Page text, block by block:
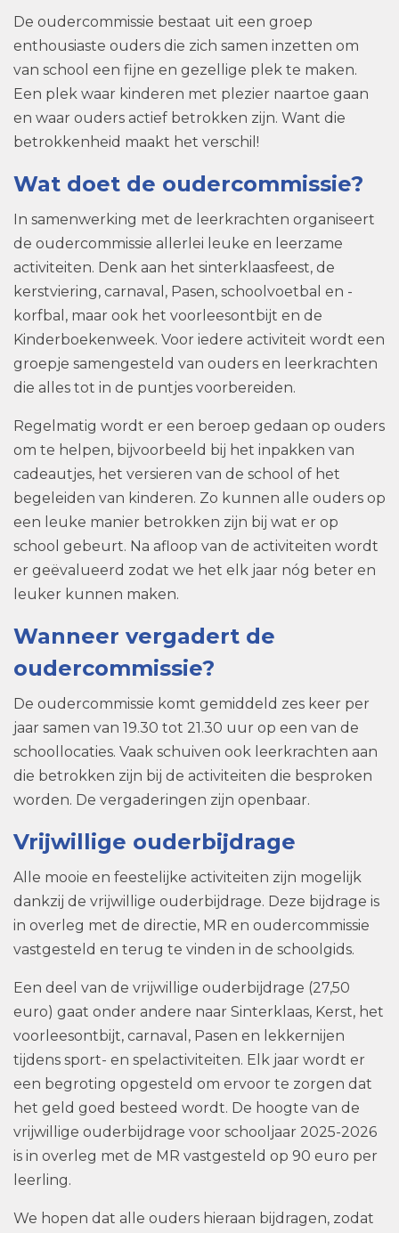
De oudercommissie bestaat uit een groep
enthousiaste ouders die zich samen inzetten om
van school een fijne en gezellige plek te maken.
Een plek waar kinderen met plezier naartoe gaan
en waar ouders actief betrokken zijn. Want die
betrokkenheid maakt het verschil!
Wat doet de oudercommissie?
In samenwerking met de leerkrachten organiseert
de oudercommissie allerlei leuke en leerzame
activiteiten. Denk aan het sinterklaasfeest, de
kerstviering, carnaval, Pasen, schoolvoetbal en -
korfbal, maar ook het voorleesontbijt en de
Kinderboekenweek. Voor iedere activiteit wordt een
groepje samengesteld van ouders en leerkrachten
die alles tot in de puntjes voorbereiden.
Regelmatig wordt er een beroep gedaan op ouders
om te helpen, bijvoorbeeld bij het inpakken van
cadeautjes, het versieren van de school of het
begeleiden van kinderen. Zo kunnen alle ouders op
een leuke manier betrokken zijn bij wat er op
school gebeurt. Na afloop van de activiteiten wordt
er geëvalueerd zodat we het elk jaar nóg beter en
leuker kunnen maken.
Wanneer vergadert de
oudercommissie?
De oudercommissie komt gemiddeld zes keer per
jaar samen van 19.30 tot 21.30 uur op een van de
schoollocaties. Vaak schuiven ook leerkrachten aan
die betrokken zijn bij de activiteiten die besproken
worden. De vergaderingen zijn openbaar.
Vrijwillige ouderbijdrage
Alle mooie en feestelijke activiteiten zijn mogelijk
dankzij de vrijwillige ouderbijdrage. Deze bijdrage is
in overleg met de directie, MR en oudercommissie
vastgesteld en terug te vinden in de schoolgids.
Een deel van de vrijwillige ouderbijdrage (27,50
euro) gaat onder andere naar Sinterklaas, Kerst, het
voorleesontbijt, carnaval, Pasen en lekkernijen
tijdens sport- en spelactiviteiten. Elk jaar wordt er
een begroting opgesteld om ervoor te zorgen dat
het geld goed besteed wordt. De hoogte van de
vrijwillige ouderbijdrage voor schooljaar 2025-2026
is in overleg met de MR vastgesteld op 90 euro per
leerling.
We hopen dat alle ouders hieraan bijdragen, zodat